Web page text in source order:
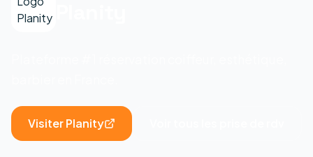
VisiterPlanity